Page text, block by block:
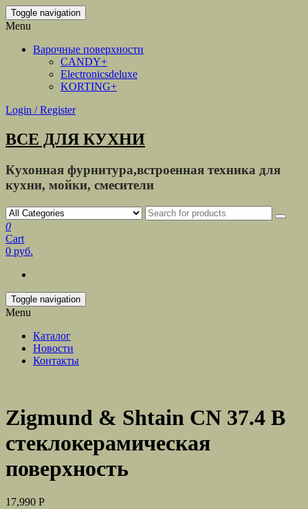
Toggle navigation
Menu
Варочные поверхности
CANDY+
Electronicsdeluxe
KORTING+
Login / Register
ВСЕ ДЛЯ КУХНИ
Кухонная фурнитура,встроенная техника для
кухни, мойки, смесители
0
Cart
0 руб.
Toggle navigation
Menu
Каталог
Новости
Контакты
Zigmund & Shtain CN 37.4 B
стеклокерамическая
поверхность
17,990 Р